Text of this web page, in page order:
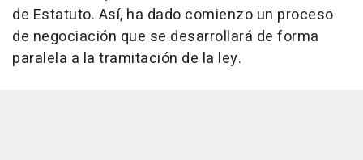
de Estatuto. Así, ha dado comienzo un proceso
de negociación que se desarrollará de forma
paralela a la tramitación de la ley.